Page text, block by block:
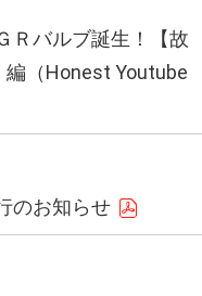
Ｒバルブ誕生！【故
編（Honest Youtube
のお知らせ